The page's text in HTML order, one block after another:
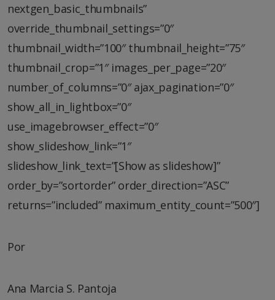
nextgen_basic_thumbnails”
override_thumbnail_settings=”0″
thumbnail_width=”100″ thumbnail_height=”75″
thumbnail_crop=”1″ images_per_page=”20″
number_of_columns=”0″ ajax_pagination=”0″
show_all_in_lightbox=”0″
use_imagebrowser_effect=”0″
show_slideshow_link=”1″
slideshow_link_text=”[Show as slideshow]”
order_by=”sortorder” order_direction=”ASC”
returns=”included” maximum_entity_count=”500″]
Por
Ana Marcia S. Pantoja